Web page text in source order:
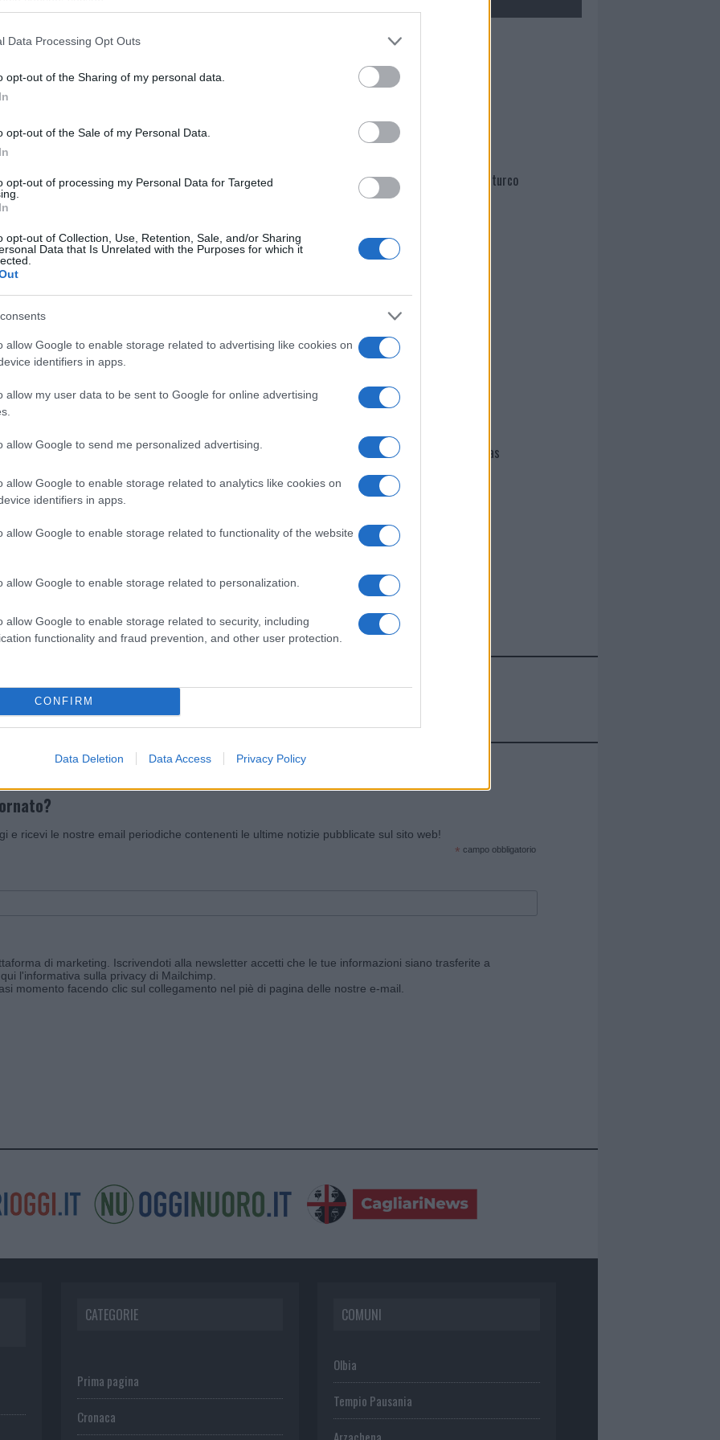
Data Processing Opt Outs
opt-out of the Sharing of my personal data.
opt-out of the Sale of my Personal Data.
opt-out of processing my Personal Data for Targeted
opt-out of Collection, Use, Retention, Sale, and/or Sharing
Data that Is Unrelated with the Purposes for which it
allow Google to enable storage related to advertising like cookies on
identifiers in apps.
allow my user data to be sent to Google for online advertising
allow Google to send me personalized advertising.
allow Google to enable storage related to analytics like cookies on
identifiers in apps.
allow Google to enable storage related to functionality of the website
allow Google to enable storage related to personalization.
allow Google to enable storage related to security, including
functionality and fraud prevention, and other user protection.
CONFIRM
Data Deletion Data Access Privacy Policy
nella sezione
di GalluraOggi.it
i tuoi video e le tue foto
+39 345 356 7512
news daGoogle News
Mario Malu
Martina Agostina Diturco
I nostri cari
I nostri cari
I nostri cari
Giovannimaria Cabras
Invia un Comunicato Stampa
e ricevi le nostre email periodiche contenenti le ultime notizie pubblicate sul sito web!
* campo obbligatorio
di marketing. Iscrivendoti alla newsletter accetti che le tue informazioni siano trasferite a
l'informativa sulla privacy di Mailchimp
momento facendo clic sul collegamento nel piè di pagina delle nostre e-mail.
CATEGORIE
Prima pagina
Cronaca
COMUNI
Olbia
Tempio Pausania